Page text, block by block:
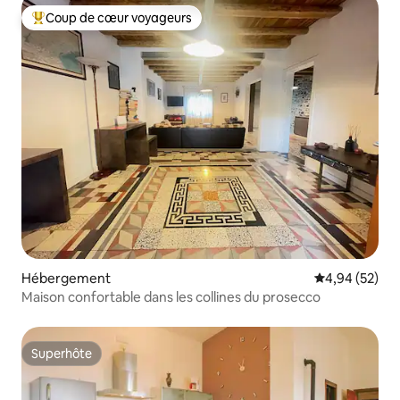
Coups de cœur voyageurs les plus appréciés
Coup de cœur voyageurs
Hébergement Évaluation
4,94 (52)
Maison confortable dans les collines du prosecco
Superhôte
Superhôte